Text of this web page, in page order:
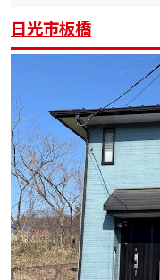
日光市板橋